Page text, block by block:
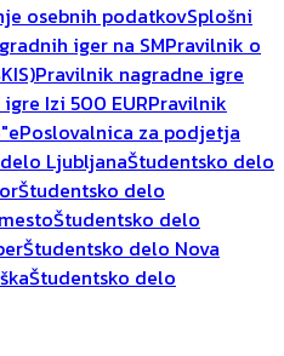
osebnih podatkovSplošni
iger na SMPravilnik o
Pravilnik nagradne igre
Izi 500 EURPravilnik
ePoslovalnica za podjetja
LjubljanaŠtudentsko delo
Študentsko delo
Študentsko delo
Študentsko delo Nova
Študentsko delo